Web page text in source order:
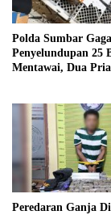
Polda Sumbar
Penyelundupan 25
Mentawai, Dua Pria
Peredaran Ganja